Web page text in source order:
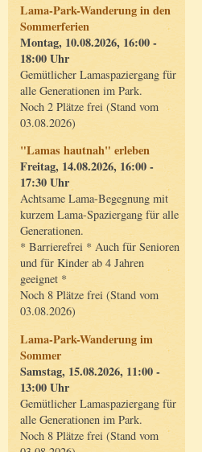
Lama-Park-Wanderung in den
Sommerferien
Montag, 10.08.2026, 16:00 -
18:00 Uhr
Gemütlicher Lamaspaziergang für
alle Generationen im Park.
Noch 2 Plätze frei (Stand vom
03.08.2026)
"Lamas hautnah" erleben
Freitag, 14.08.2026, 16:00 -
17:30 Uhr
Achtsame Lama-Begegnung mit
kurzem Lama-Spaziergang für alle
Generationen.
* Barrierefrei * Auch für Senioren
und für Kinder ab 4 Jahren
geeignet *
Noch 8 Plätze frei (Stand vom
03.08.2026)
Lama-Park-Wanderung im
Sommer
Samstag, 15.08.2026, 11:00 -
13:00 Uhr
Gemütlicher Lamaspaziergang für
alle Generationen im Park.
Noch 8 Plätze frei (Stand vom